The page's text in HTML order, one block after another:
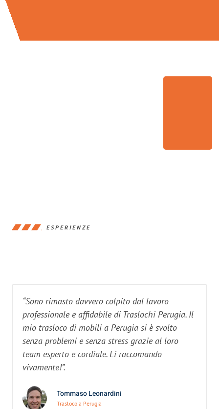
ESPERIENZE
“Sono rimasto davvero colpito dal lavoro
professionale e affidabile di Traslochi Perugia. Il
mio trasloco di mobili a Perugia si è svolto
senza problemi e senza stress grazie al loro
team esperto e cordiale. Li raccomando
vivamente!”.
Tommaso Leonardini
Trasloco a Perugia